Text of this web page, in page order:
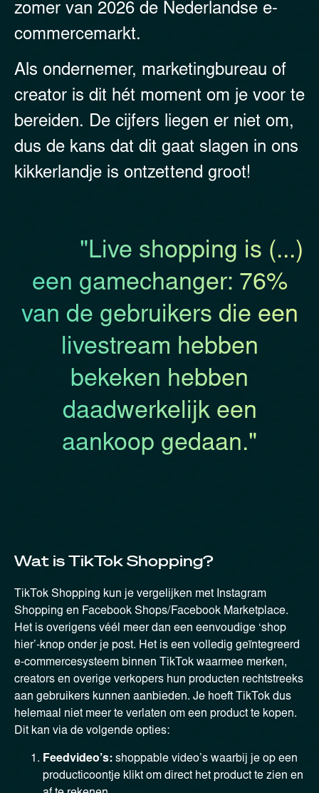
zomer van 2026 de Nederlandse e-
commercemarkt.
Als ondernemer, marketingbureau of
creator is dit hét moment om je voor te
bereiden. De cijfers liegen er niet om,
dus de kans dat dit gaat slagen in ons
kikkerlandje is ontzettend groot!
"Live shopping is (...)
een gamechanger: 76%
van de gebruikers die een
livestream hebben
bekeken hebben
daadwerkelijk een
aankoop gedaan."
Wat is TikTok Shopping?
TikTok Shopping kun je vergelijken met Instagram
Shopping en Facebook Shops/Facebook Marketplace.
Het is overigens véél meer dan een eenvoudige ‘shop
hier’-knop onder je post. Het is een volledig geïntegreerd
e-commercesysteem binnen TikTok waarmee merken,
creators en overige verkopers hun producten rechtstreeks
aan gebruikers kunnen aanbieden. Je hoeft TikTok dus
helemaal niet meer te verlaten om een product te kopen.
Dit kan via de volgende opties:
Feedvideo’s: shoppable video’s waarbij je op een
producticoontje klikt om direct het product te zien en